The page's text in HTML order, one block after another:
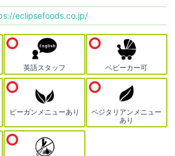
eclipsefoods.co.jp/
英語スタッフ ベビーカー可
ビーガンメニューあり
ベジタリアンメニュー
あり